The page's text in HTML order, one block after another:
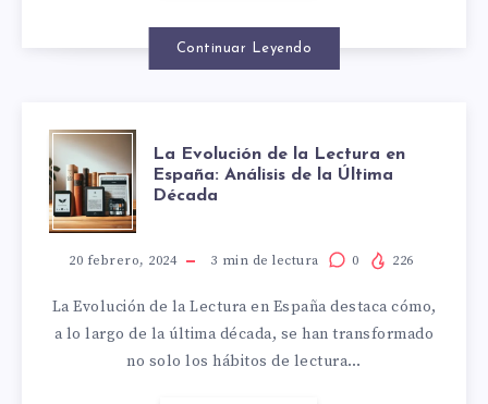
RODADA
BAJO
CONDICIONES
EXTREMAS
Continuar Leyendo
LA
EVOLUCIÓN
DE
LA
La Evolución de la Lectura en
España: Análisis de la Última
Década
20 febrero, 2024 3 min de lectura 0 226
La Evolución de la Lectura en España destaca cómo,
a lo largo de la última década, se han transformado
no solo los hábitos de lectura…